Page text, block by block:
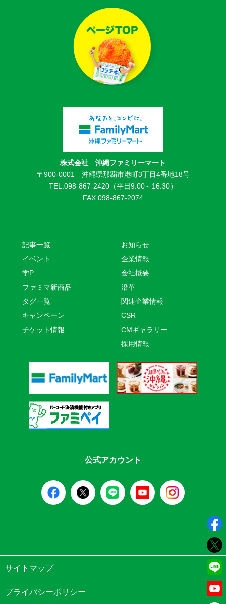
株式会社 沖縄ファミリーマート
〒900-0001 沖縄県那覇市港町3丁目4番地18号
TEL:098-867-2420（平日9:00～16:30）
FAX:098-867-2074
記事一覧
イベント
学P
ファミマ新商品
タグ一覧
キャンペーン
チケット情報
お知らせ
企業情報
会社概要
沿革
関連企業情報
CSR
CMギャラリー
採用情報
公式アカウント
サイトマップ
プライバシーポリシー